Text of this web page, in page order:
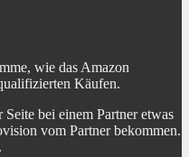
wie das Amazon
Käufen.
bei einem Partner etwas
vom Partner bekommen.